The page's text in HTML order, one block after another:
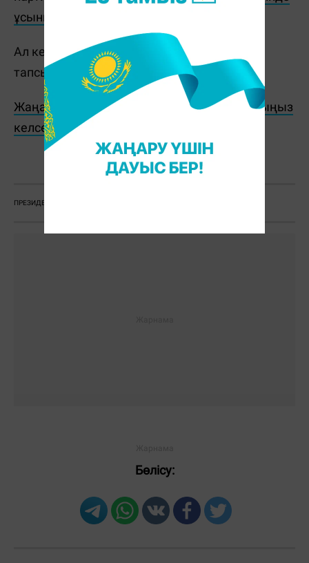
ұсынылған
Ал кеше Дайрабаев қазақ тілінен емтихан
тапсырғаны хабарланған
Жаңалықтарды бәрінен бұрын біліп отырғыңыз
келсе, Telegram-арнамызға жазылыңыз!
Е. Төлеш
ПРЕЗИДЕНТ САЙЛАУЫ
Бөлісу: